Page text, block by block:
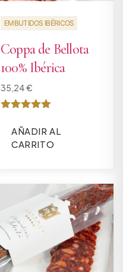
EMBUTIDOS IBÉRICOS
Coppa de Bellota
100% Ibérica
35,24€
con
de 5
AÑADIR AL
CARRITO